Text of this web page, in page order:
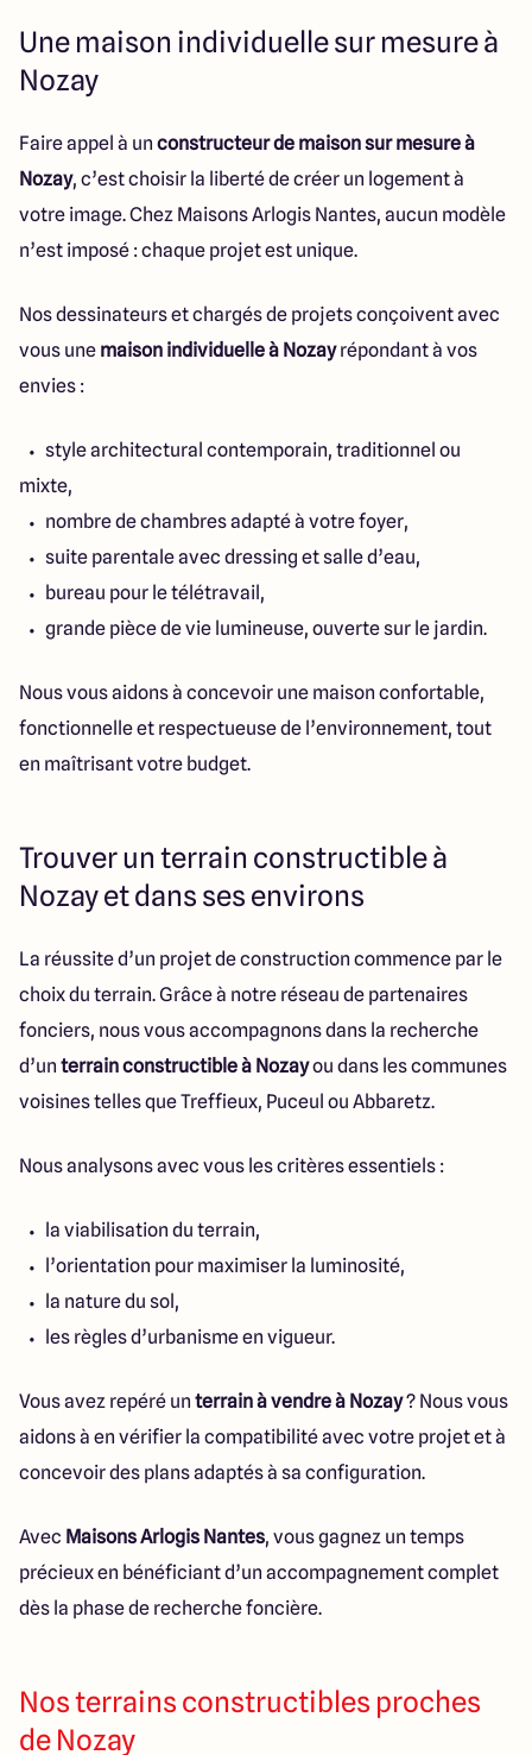
Une maison individuelle sur mesure à
Nozay
Faire appel à un constructeur de maison sur mesure à
Nozay, c’est choisir la liberté de créer un logement à
votre image. Chez Maisons Arlogis Nantes, aucun modèle
n’est imposé : chaque projet est unique.
Nos dessinateurs et chargés de projets conçoivent avec
vous une maison individuelle à Nozayrépondant à vos
envies :
style architectural contemporain, traditionnel ou
mixte,
nombre de chambres adapté à votre foyer,
suite parentale avec dressing et salle d’eau,
bureau pour le télétravail,
grande pièce de vie lumineuse, ouverte sur le jardin.
Nous vous aidons à concevoir une maison confortable,
fonctionnelle et respectueuse de l’environnement, tout
en maîtrisant votre budget.
Trouver un terrain constructible à
Nozay et dans ses environs
La réussite d’un projet de construction commence par le
choix du terrain. Grâce à notre réseau de partenaires
fonciers, nous vous accompagnons dans la recherche
d’un terrain constructible à Nozayou dans les communes
voisines telles que Treffieux, Puceul ou Abbaretz.
Nous analysons avec vous les critères essentiels :
la viabilisation du terrain,
l’orientation pour maximiser la luminosité,
la nature du sol,
les règles d’urbanisme en vigueur.
Vous avez repéré un terrain à vendre à Nozay? Nous vous
aidons à en vérifier la compatibilité avec votre projet et à
concevoir des plans adaptés à sa configuration.
Avec Maisons Arlogis Nantes, vous gagnez un temps
précieux en bénéficiant d’un accompagnement complet
dès la phase de recherche foncière.
Nos terrains constructibles proches
de Nozay